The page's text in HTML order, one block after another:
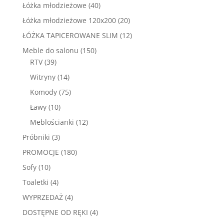
Łóżka młodzieżowe 4040
produktów
Łóżka młodzieżowe 120x200 2020
produktów
ŁÓŻKA TAPICEROWANE SLIM 1212
Meble do salonu 150150
RTV 3939
produktów
Witryny 1414
produktów
Komody 7575
Ławy 1010
produktów
Meblościanki 1212
Próbniki 33
produkty
PROMOCJE 180180
Sofy 1010
produktów
Toaletki 44
produkty
WYPRZEDAŻ 44
produkty
DOSTĘPNE OD RĘKI 44